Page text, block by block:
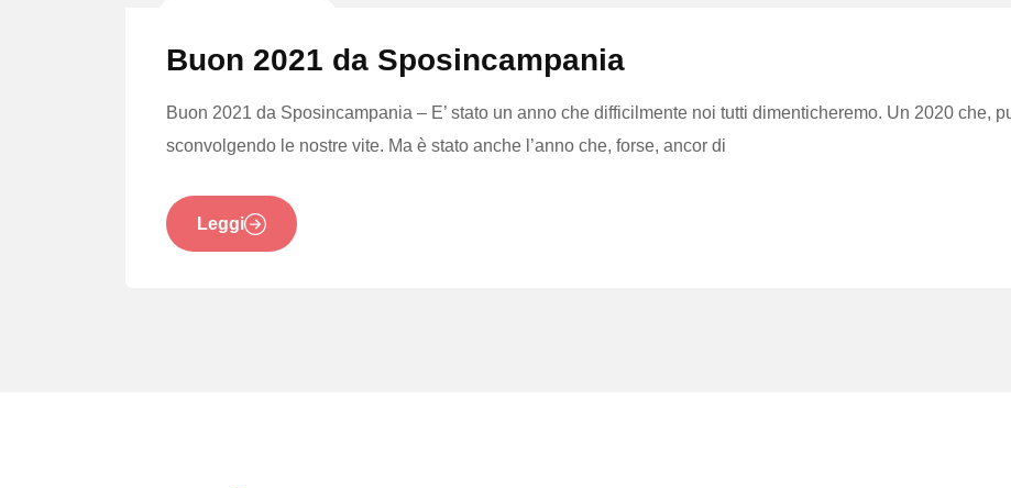
Buon 2021 da Sposincampania
Buon 2021 da Sposincampania – E’ stato un anno che difficilmente noi tutti dimenticheremo. Un 2020 che,
sconvolgendo le nostre vite. Ma è stato anche l’anno che, forse, ancor di
Leggi